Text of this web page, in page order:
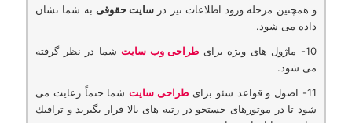
و همچنین مرحله ورود اطلاعات نیز در سایت حقوقی به شما نشان
داده می شود.
10- ماژول های ویژه برای
طراحی وب سایتشما در نظر گرفته
می شود.
11- اصول و قواعد سئو برای
طراحی سایتشما حتماً رعایت می
شود تا در موتورهای جستجو در رتبه های بالا قرار بگیرید و ترافیك